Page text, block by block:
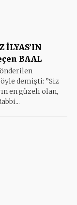
BAAL
demişti: ”Siz
en güzeli olan,